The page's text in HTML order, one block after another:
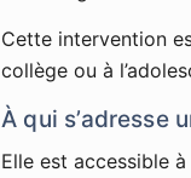
Cette intervention
collège ou à
À qui s’adresse
Elle est accessible